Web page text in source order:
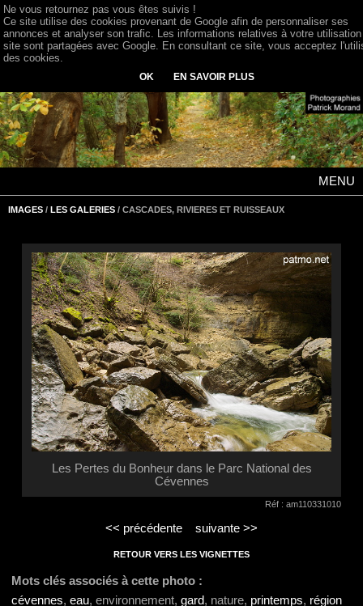
MENU
IMAGES / LES GALERIES / CASCADES, RIVIERES ET RUISSEAUX
Les Pertes du Bonheur dans le Parc National des
Cévennes
Réf : am110331010
<< précédente suivante >>
RETOUR VERS LES VIGNETTES
Mots clés associés à cette photo :
cévennes, eau, environnement, gard, nature, printemps, région
Ne vous retournez pas vous êtes suivis !
Ce site utilise des cookies provenant de Google afin de personnaliser ses
annonces et analyser son trafic. Les informations relatives à votre
site sont partagées avec Google. En consultant ce site, vous acceptez
des cookies.
OK EN SAVOIR PLUS